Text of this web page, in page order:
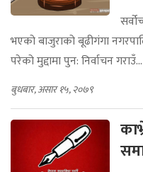
भएको बाजुराको बूढीगंगा
परेको मुद्दामा पुन: निर्वाचन गराउँ...
बुधबार, असार १५, २०७९